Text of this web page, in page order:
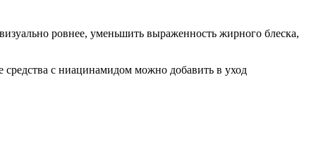
ровнее, уменьшить выраженность жирного блеска,
средства с ниацинамидом можно добавить в уход